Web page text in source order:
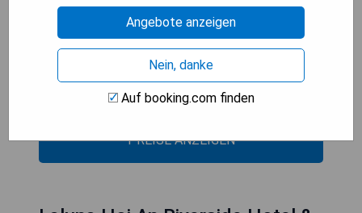
- Elegante Zimmer mit traditionellem
vietnamesischem Flair
- Entspannende Spa- und Massageangebote
- Kostenloses WLAN in allen Bereichen
- Freundlicher 24-Stunden-Service
PREISE ANZEIGEN
Angebote anzeigen
Nein, danke
Auf booking.com finden